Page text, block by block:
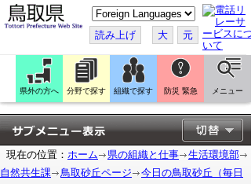
こ
の
ペ
ー
ジ
翻
訳
す
る
読み上げ 大 元
県外の方へ 分野で探す 組織で探す 防災 緊急 メニュー
現在の位置： ホーム 県の組織と仕事
生活環境部
自然共生課
鳥取砂丘ページ
今日の鳥取砂丘（毎日